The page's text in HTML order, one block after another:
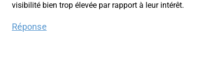
visibilité bien trop élevée par rapport à leur intérêt.
Réponse